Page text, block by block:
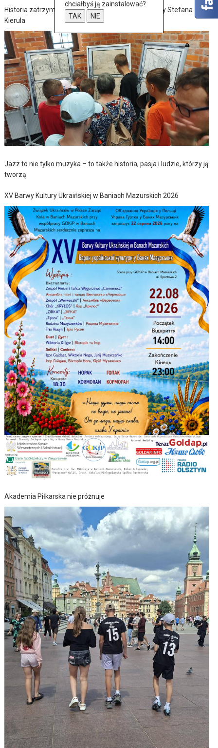
Historia zatrzymana w szkicach – wernisaż wystawy Stefana
Kierula
Jazz to nie tylko muzyka – to także historia, pasja i ludzie, którzy ją
tworzą
XV Barwy Kultury Ukraińskiej w Baniach Mazurskich 2026
Akademia Piłkarska nie próżnuje
chciałbyś ją zainstalować?
TAK
NIE